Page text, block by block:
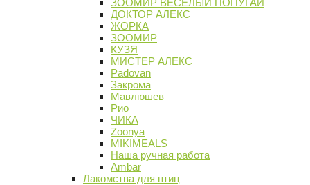
ЗООМИР ВЕСЕЛЫЙ ПОПУГАЙ
ДОКТОР АЛЕКС
ЖОРКА
ЗООМИР
КУЗЯ
МИСТЕР АЛЕКС
Padovan
Закрома
Мавлюшев
Рио
ЧИКА
Zoonya
MIKIMEALS
Наша ручная работа
Ambar
Лакомства для птиц